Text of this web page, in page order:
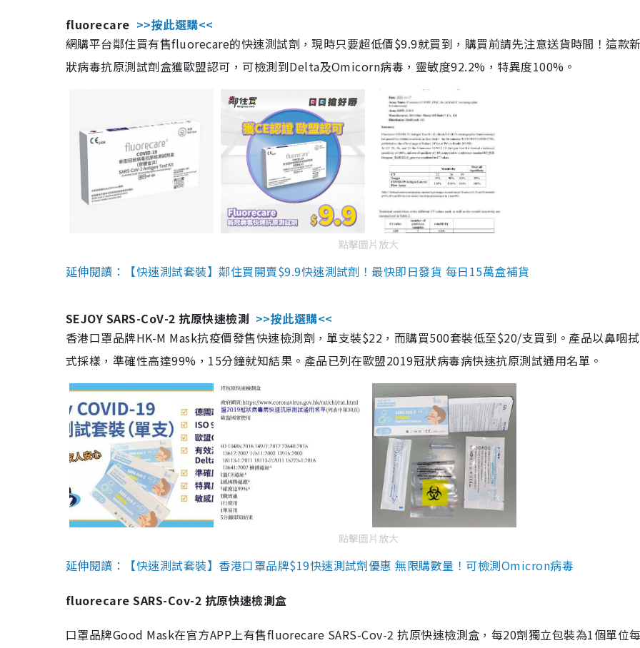
fluorecare >>按此選購<<
網購平台鄰住買有售fluorecare的快速測試劑，現時只要超低價$9.9就買到，購買前請先注意送貨時間！這款
狀病毒抗原測試劑盒獲歐盟認可，可檢測到Delta及Omicorn病毒，靈敏度92.2%，特異度100%。
點擊圖片放大
延伸閱讀：【快速測試套裝】鄰住買開賣$9.9快速測試劑！最快即日發貨 每日15萬盒補貨
SEJOY SARS-CoV-2 抗原快速檢測 >>按此選購<<
香港口罩品牌HK-M Mask抗疫價發售快速檢測劑，單支裝$22，而購買500套裝低至$20/支買到。產品以鼻咽
式採樣，準確性高達99%，15分鐘就知結果。產品已列在歐盟2019冠狀病毒病快速抗原測試通用名單。
點擊圖片放大
延伸閱讀：【快速測試套裝】香港口罩品牌$19快速測試劑優惠 無限購數量！可檢測Omicron病毒
fluorecare SARS-Cov-2 抗原快速檢測盒
口罩品牌Good Mask在官方APP上有售fluorecare SARS-Cov-2 抗原快速檢測盒，每20劑獨立包裝為1個單位